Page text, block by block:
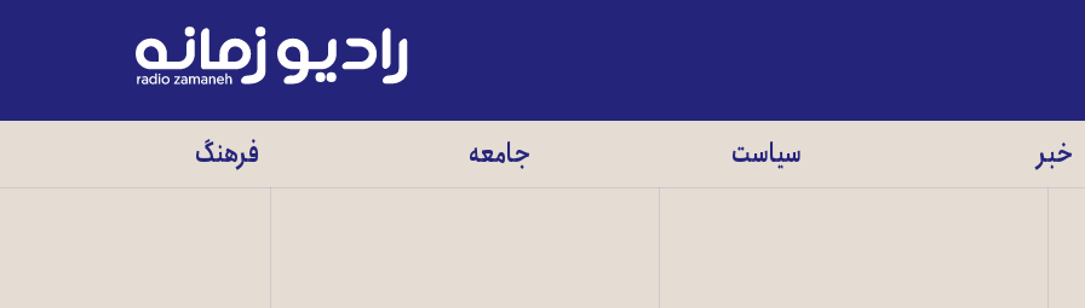
رادیو
زمانه
خبر سیاست جامعه فرهنگ